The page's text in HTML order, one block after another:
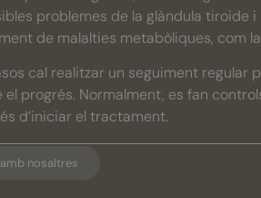
problemes de la glàndula tiroide i
de malalties metabòliques, com
cal realitzar un seguiment regular
progrés. Normalment, es fan
d’iniciar el tractament.
nosaltres